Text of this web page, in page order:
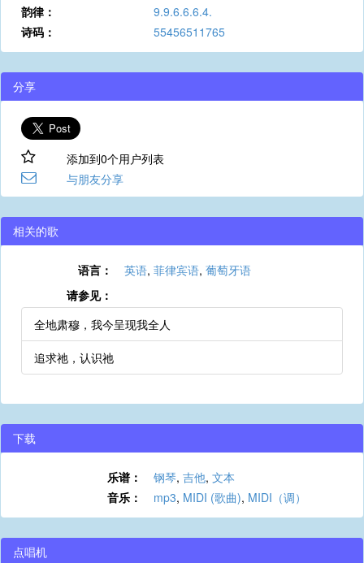
韵律：
9.9.6.6.6.4.
诗码：
55456511765
分享
添加到0个用户列表
与朋友分享
相关的歌
语言： 英语, 菲律宾语, 葡萄牙语
请参见：
全地肃穆，我今呈现我全人
追求祂，认识祂
下载
乐谱： 钢琴, 吉他, 文本
音乐：
mp3, MIDI (歌曲), MIDI（调）
点唱机